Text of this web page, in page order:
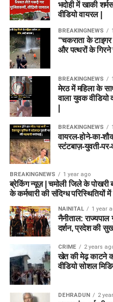
भदोही में खाकी
वीडियो वायरल |
BREAKINGNEWS
“चकराता के
और पत्थरों के गिरने
BREAKINGNEWS
मेरठ में महिला के
वाला युवक वीडियो
BREAKINGNEWS
वायरल-होने-का-
स्टंटबाज़-युवती-पर-
BREAKINGNEWS 1 year ago
ब्रेकिंग न्यूज़ | चमोली जिले के पोखरी
के कर्मचारी की संदिग्ध परिस्थितियों में
NAINITAL 1 year
नैनीताल: राज्यपाल
दर्शन, प्रदेश की
CRIME 2 years
खेत की मेढ़ काटने
वीडियो सोशल
DEHRADUN 2